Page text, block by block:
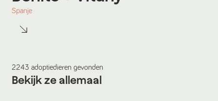
Spanje
2243 adoptiedieren gevonden
Bekijk ze allemaal